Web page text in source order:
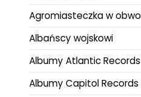
Agromiasteczka w
Albańscy wojskowi
Albumy Atlantic Records
Albumy Capitol Records